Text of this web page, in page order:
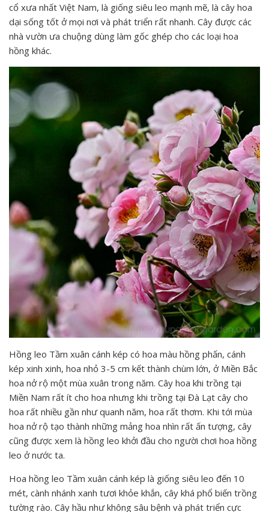
cổ xưa nhất Việt Nam, là giống siêu leo mạnh mẽ, là cây hoa
dại sống tốt ở mọi nơi và phát triển rất nhanh. Cây được các
nhà vườn ưa chuộng dùng làm gốc ghép cho các loại hoa
hồng khác.
Hồng leo Tầm xuân cánh kép có hoa màu hồng phấn, cánh
kép xinh xinh, hoa nhỏ 3-5 cm kết thành chùm lớn, ở Miền Bắc
hoa nở rộ một mùa xuân trong năm. Cây hoa khi trồng tại
Miền Nam rất ít cho hoa nhưng khi trồng tại Đà Lạt cây cho
hoa rất nhiều gần như quanh năm, hoa rất thơm. Khi tới mùa
hoa nở rộ tạo thành những mảng hoa nhìn rất ấn tượng, cây
cũng được xem là hồng leo khởi đầu cho người chơi hoa hồng
leo ở nước ta.
Hoa hồng leo Tầm xuân cánh kép là giống siêu leo đến 10
mét, cành nhánh xanh tươi khỏe khắn, cây khá phổ biến trồng
tường rào. Cây hầu như không sâu bệnh và phát triển cực